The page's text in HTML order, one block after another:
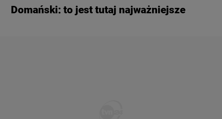
Domański: to jest tutaj najważniejsze